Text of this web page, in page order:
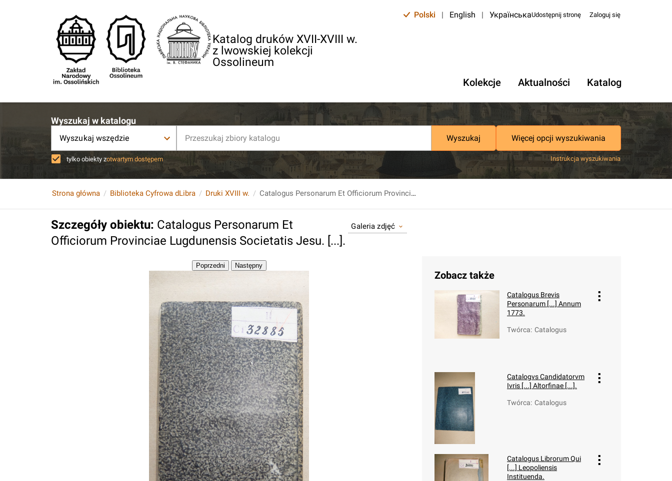
Katalog druków XVII-XVIII w.
z lwowskiej kolekcji
Ossolineum
Polski | English | УкраїнськаUdostępnij stronę Zaloguj się
Kolekcje Aktualności Katalog
Wyszukaj w katalogu
Wyszukaj wszędzie Wyszukaj Więcej opcji wyszukiwania
tylko obiekty zotwartym dostępem Instrukcja wyszukiwania
Strona główna Biblioteka Cyfrowa dLibra Druki XVIII w. Catalogus Personarum Et Officiorum Provinciae Lugdunensis Societatis Jesu. [...].
Szczegóły obiektu: Catalogus Personarum Et
Officiorum Provinciae Lugdunensis Societatis Jesu. [...].
Galeria zdjęć
Zobacz także
Catalogus Brevis
Personarum [...] Annum
1773.
Twórca: Catalogus
Catalogvs Candidatorvm
Ivris [...] Altorfinae [...].
Twórca: Catalogus
Catalogus Librorum Qui
[...] Leopoliensis
Instituenda.